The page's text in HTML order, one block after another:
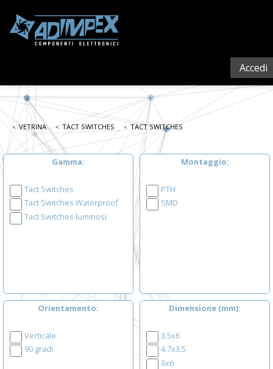
Accedi
VETRINA TACT SWITCHES TACT SWITCHES
Gamma
Tact Switches
Tact Switches Waterproof
Tact Switches luminosi
Montaggio
PTH
SMD
Orientamento
Verticale
90 gradi
Dimensione (mm)
3.5x6
4.7x3.5
3x6